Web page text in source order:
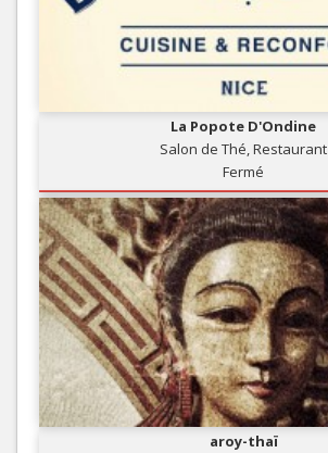
La Popote D'Ondine
Salon de Thé, Restaurant
Fermé
aroy-thaï